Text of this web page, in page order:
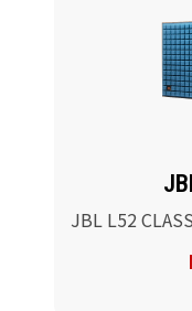
JBL L52